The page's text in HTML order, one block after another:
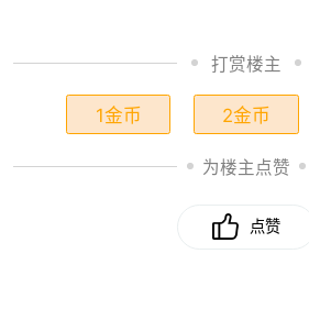
打赏楼主
1金币 2金币
为楼主点赞
点赞